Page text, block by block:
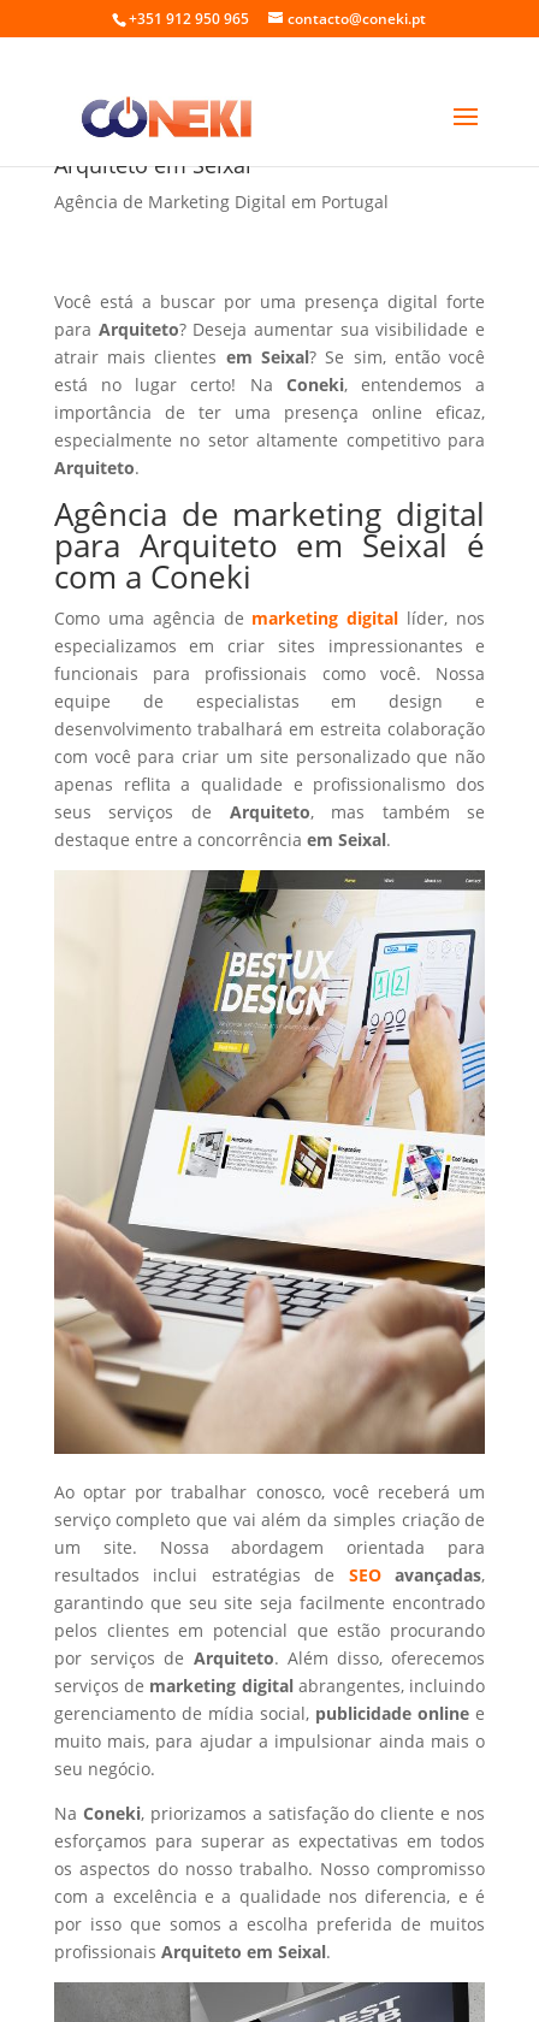
+351 912 950 965 contacto@coneki.pt
Agência de marketing digital para
Arquiteto em Seixal
Agência de Marketing Digital em Portugal
Você está a buscar por uma presença digital forte
para Arquiteto? Deseja aumentar sua visibilidade e
atrair mais clientes em Seixal? Se sim, então você
está no lugar certo! Na Coneki, entendemos a
importância de ter uma presença online eficaz,
especialmente no setor altamente competitivo para
Arquiteto.
Agência de marketing digital
para Arquiteto em Seixal é
com a Coneki
Como uma agência de marketing digital líder, nos
especializamos em criar sites impressionantes e
funcionais para profissionais como você. Nossa
equipe de especialistas em design e
desenvolvimento trabalhará em estreita colaboração
com você para criar um site personalizado que não
apenas reflita a qualidade e profissionalismo dos
seus serviços de Arquiteto, mas também se
destaque entre a concorrência em Seixal.
Ao optar por trabalhar conosco, você receberá um
serviço completo que vai além da simples criação de
um site. Nossa abordagem orientada para
resultados inclui estratégias de SEOavançadas,
garantindo que seu site seja facilmente encontrado
pelos clientes em potencial que estão procurando
por serviços de Arquiteto. Além disso, oferecemos
serviços de marketing digital abrangentes, incluindo
gerenciamento de mídia social, publicidade online e
muito mais, para ajudar a impulsionar ainda mais o
seu negócio.
Na Coneki, priorizamos a satisfação do cliente e nos
esforçamos para superar as expectativas em todos
os aspectos do nosso trabalho. Nosso compromisso
com a excelência e a qualidade nos diferencia, e é
por isso que somos a escolha preferida de muitos
profissionais Arquiteto em Seixal.